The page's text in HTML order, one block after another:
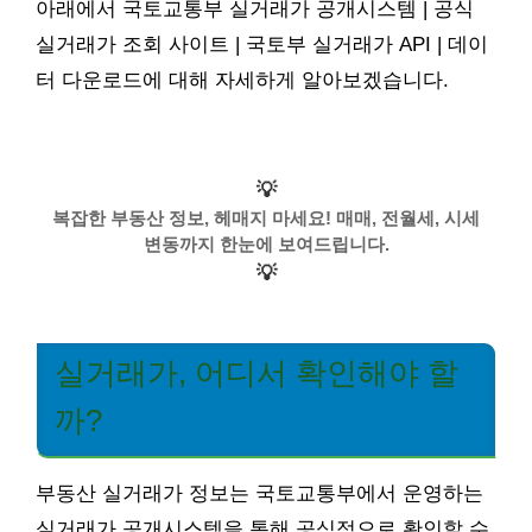
아래에서 국토교통부 실거래가 공개시스템 | 공식
실거래가 조회 사이트 | 국토부 실거래가 API | 데이
터 다운로드에 대해 자세하게 알아보겠습니다.
💡
복잡한 부동산 정보, 헤매지 마세요! 매매, 전월세, 시세
변동까지 한눈에 보여드립니다.
💡
실거래가, 어디서 확인해야 할
까?
부동산 실거래가 정보는 국토교통부에서 운영하는